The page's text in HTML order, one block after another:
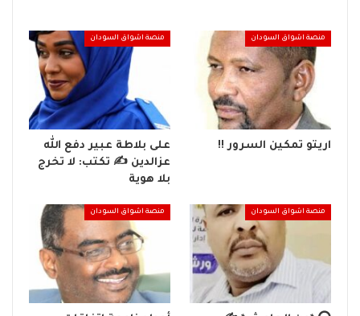
منصة اشواق السودان
اريتو تمكين السرور !!
منصة اشواق السودان
على بلاطة عبير دفع الله
عزالدين ✍️ تكتب: لا تخرج
بلا هوية
منصة اشواق السودان منصة اشواق السودان